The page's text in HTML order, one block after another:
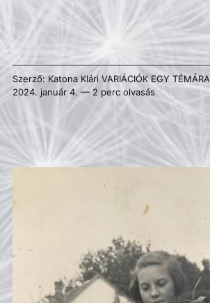
Szerző: Katona Klári VARIÁCIÓK EGY TÉMÁRA
2024. január 4. — 2 perc olvasás